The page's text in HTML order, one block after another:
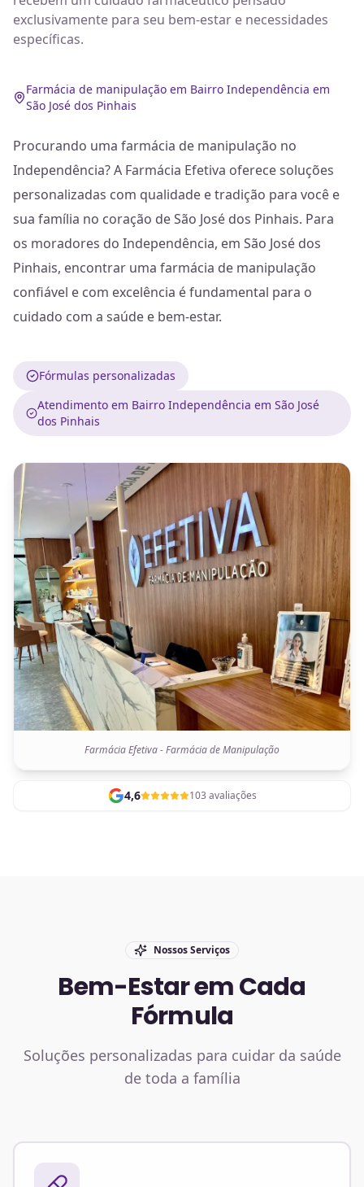
exclusivamente para seu bem-estar e necessidades
específicas.
Farmácia de manipulação em Bairro Independência em
São José dos Pinhais
Procurando uma farmácia de manipulação no
Independência? A Farmácia Efetiva oferece soluções
personalizadas com qualidade e tradição para você e
sua família no coração de São José dos Pinhais. Para
os moradores do Independência, em São José dos
Pinhais, encontrar uma farmácia de manipulação
confiável e com excelência é fundamental para o
cuidado com a saúde e bem-estar.
Fórmulas personalizadas
Atendimento em Bairro Independência em São José
dos Pinhais
Farmácia Efetiva - Farmácia de Manipulação
4,6 103 avaliações
Nossos Serviços
Bem-Estar em Cada
Fórmula
Soluções personalizadas para cuidar da saúde
de toda a família